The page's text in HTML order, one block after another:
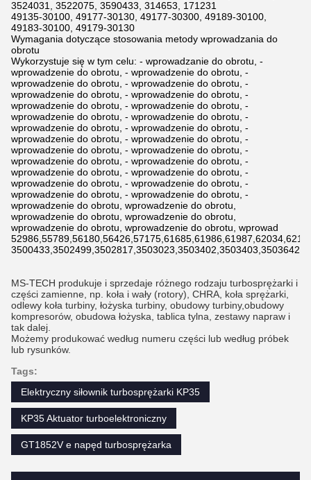
3524031, 3522075, 3590433, 314653, 171231
49135-30100, 49177-30130, 49177-30300, 49189-30100,
49183-30100, 49179-30130
Wymagania dotyczące stosowania metody wprowadzania do
obrotu
Wykorzystuje się w tym celu: - wprowadzanie do obrotu, -
wprowadzenie do obrotu, - wprowadzenie do obrotu, -
wprowadzenie do obrotu, - wprowadzenie do obrotu, -
wprowadzenie do obrotu, - wprowadzenie do obrotu, -
wprowadzenie do obrotu, - wprowadzenie do obrotu, -
wprowadzenie do obrotu, - wprowadzenie do obrotu, -
wprowadzenie do obrotu, - wprowadzenie do obrotu, -
wprowadzenie do obrotu, - wprowadzenie do obrotu, -
wprowadzenie do obrotu, - wprowadzenie do obrotu, -
wprowadzenie do obrotu, - wprowadzenie do obrotu, -
wprowadzenie do obrotu, - wprowadzenie do obrotu, -
wprowadzenie do obrotu, - wprowadzenie do obrotu, -
wprowadzenie do obrotu, - wprowadzenie do obrotu, -
wprowadzenie do obrotu, wprowadzenie do obrotu,
wprowadzenie do obrotu, wprowadzenie do obrotu,
wprowadzenie do obrotu, wprowadzenie do obrotu, wprowad
MS-TECH produkuje i sprzedaje różnego rodzaju turbosprężarki i
części zamienne, np. koła i wały (rotory), CHRA, koła sprężarki,
odlewy koła turbiny, łożyska turbiny, obudowy turbiny,obudowy
kompresorów, obudowa łożyska, tablica tylna, zestawy napraw i
tak dalej.
Możemy produkować według numeru części lub według próbek
lub rysunków.
Tags:
Elektryczny siłownik turbosprężarki KP35
KP35 Aktuator turboelektroniczny
GT1852V e napęd turbosprężarka